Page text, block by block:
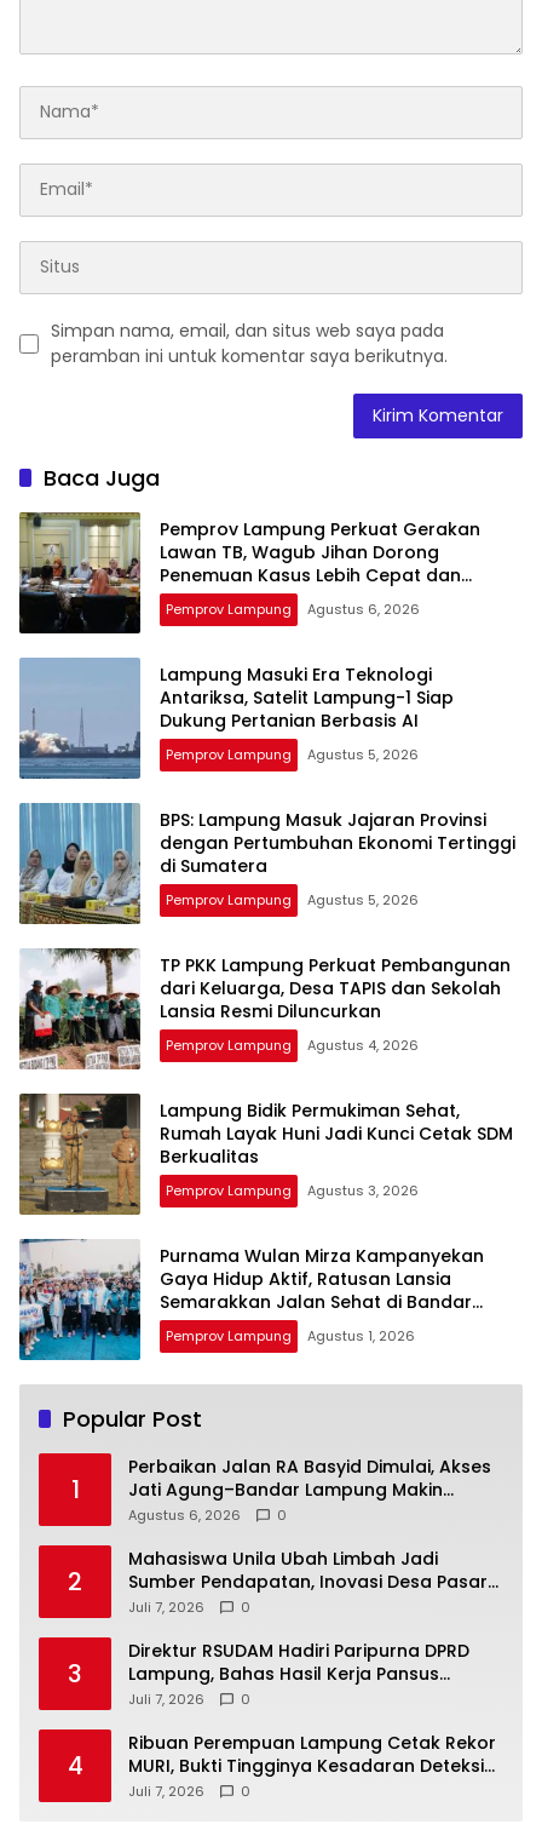
Simpan nama, email, dan situs web saya pada
peramban ini untuk komentar saya berikutnya.
Baca Juga
Pemprov Lampung Perkuat Gerakan
Lawan TB, Wagub Jihan Dorong
Penemuan Kasus Lebih Cepat dan
Tuntas
Pemprov Lampung Agustus 6, 2026
Lampung Masuki Era Teknologi
Antariksa, Satelit Lampung-1 Siap
Dukung Pertanian Berbasis AI
Pemprov Lampung Agustus 5, 2026
BPS: Lampung Masuk Jajaran Provinsi
dengan Pertumbuhan Ekonomi Tertinggi
di Sumatera
Pemprov Lampung Agustus 5, 2026
TP PKK Lampung Perkuat Pembangunan
dari Keluarga, Desa TAPIS dan Sekolah
Lansia Resmi Diluncurkan
Pemprov Lampung Agustus 4, 2026
Lampung Bidik Permukiman Sehat,
Rumah Layak Huni Jadi Kunci Cetak SDM
Berkualitas
Pemprov Lampung Agustus 3, 2026
Purnama Wulan Mirza Kampanyekan
Gaya Hidup Aktif, Ratusan Lansia
Semarakkan Jalan Sehat di Bandar
Lampung
Pemprov Lampung Agustus 1, 2026
Popular Post
1
Perbaikan Jalan RA Basyid Dimulai, Akses
Jati Agung–Bandar Lampung Makin
Lancar
Agustus 6, 2026 0
2
Mahasiswa Unila Ubah Limbah Jadi
Sumber Pendapatan, Inovasi Desa Pasar
Krui Raih Pengakuan Nasional
Juli 7, 2026 0
3
Direktur RSUDAM Hadiri Paripurna DPRD
Lampung, Bahas Hasil Kerja Pansus
Laporan Keuangan 2025
Juli 7, 2026 0
4
Ribuan Perempuan Lampung Cetak Rekor
MURI, Bukti Tingginya Kesadaran Deteksi
Dini Kanker Serviks
Juli 7, 2026 0